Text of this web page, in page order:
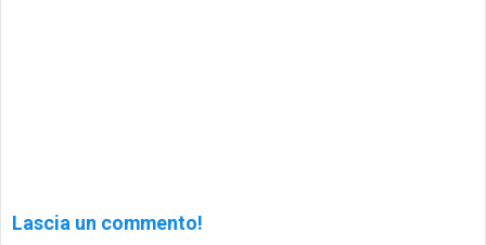
Lascia un commento!